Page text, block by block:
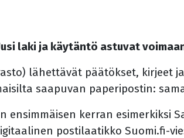
laki ja käytäntö astuvat
lähettävät päätökset, kirjeet
saapuvan paperipostin:
kerran esimerkiksi
postilaatikko Suomi.fi-